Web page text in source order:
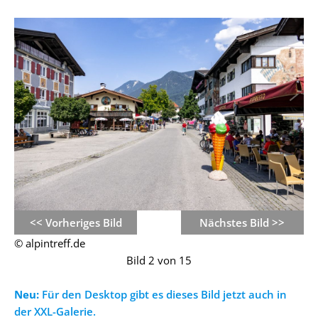
<< Vorheriges Bild
Nächstes Bild >>
© alpintreff.de
Bild 2 von 15
Neu: Für den Desktop gibt es dieses Bild jetzt auch in
der XXL-Galerie.